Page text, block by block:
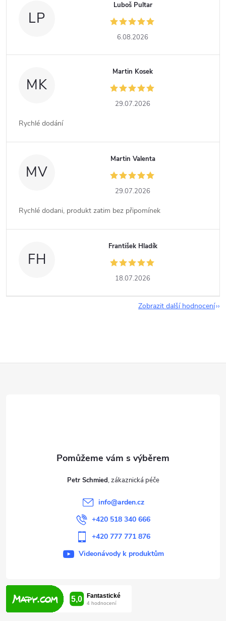
LP
Luboš Pultar
6.08.2026
MK
Martin Kosek
29.07.2026
Rychlé dodání
MV
Martin Valenta
29.07.2026
Rychlé dodani, produkt zatim bez připomínek
FH
František Hladík
18.07.2026
Zobrazit další hodnocení
Petr Schmied
info@arden.cz
+420 518 340 666
+420 777 771 876
Videonávody k produktům